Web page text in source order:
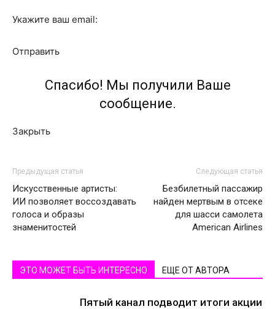
Укажите ваш email:
Отправить
Спасибо! Мы получили Ваше
сообщение.
Закрыть
Предыдущая статья
Искусственные артисты:
ИИ позволяет воссоздавать
голоса и образы
знаменитостей
Следующая статья
Безбилетный пассажир
найден мертвым в отсеке
для шасси самолета
American Airlines
ЭТО МОЖЕТ БЫТЬ ИНТЕРЕСНО ЕЩЕ ОТ АВТОРА
Пятый канал подводит итоги акции